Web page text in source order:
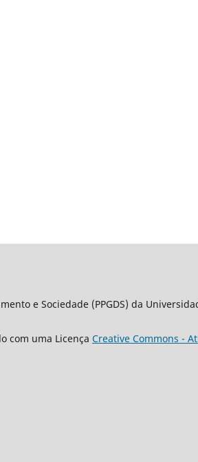
e Sociedade (PPGDS) da
com uma Licença Creative Commons -